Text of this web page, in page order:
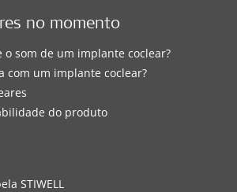
no momento
o som de um implante coclear?
com um implante coclear?
do produto
STIWELL